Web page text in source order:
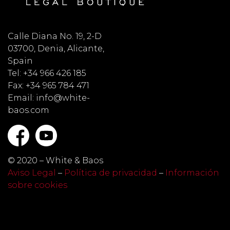
Calle Diana No. 19, 2-D
03700, Denia, Alicante,
Spain
Tel: +34 966 426 185
Fax: +34 965 784 471
Email: info@white-
baos.com
© 2020 – White & Baos
Aviso Legal – Política de privacidad – Información
sobre cookies